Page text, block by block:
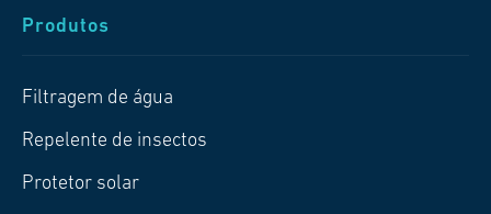
Produtos
Filtragem de água
Repelente de insectos
Protetor solar